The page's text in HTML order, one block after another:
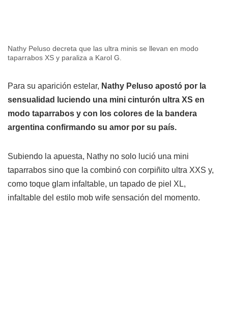
Nathy Peluso decreta que las ultra minis se llevan en modo
taparrabos XS y paraliza a Karol G.
Para su aparición estelar, Nathy Peluso apostó por la
sensualidad luciendo una mini cinturón ultra XS en
modo taparrabos y con los colores de la bandera
argentina confirmando su amor por su país.
Subiendo la apuesta, Nathy no solo lució una mini
taparrabos sino que la combinó con corpiñito ultra XXS y,
como toque glam infaltable, un tapado de piel XL,
infaltable del estilo mob wife sensación del momento.